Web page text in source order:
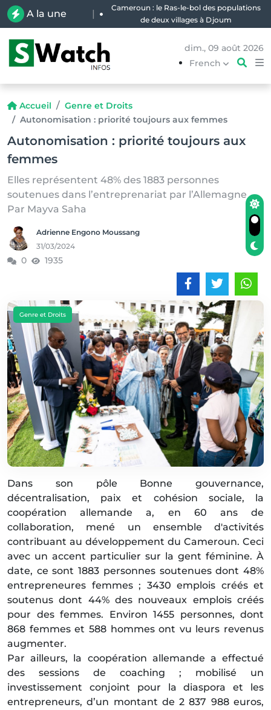
A la une |
Cameroun : le Ras-le-bol des populations
de deux villages à Djoum
dim., 09 août 2026
French
Accueil
Genre et Droits
Autonomisation : priorité toujours aux femmes
Autonomisation : priorité toujours aux
femmes
Elles représentent 48% des 1883 personnes
soutenues dans l’entreprenariat par l’Allemagne
Par Mayva Saha
Adrienne Engono Moussang
31/03/2024
0 1935
Genre et Droits
Dans son pôle Bonne gouvernance,
décentralisation, paix et cohésion sociale, la
coopération allemande a, en 60 ans de
collaboration, mené un ensemble d'activités
contribuant au développement du Cameroun. Ceci
avec un accent particulier sur la gent féminine. À
date, ce sont 1883 personnes soutenues dont 48%
entrepreneures femmes ; 3430 emplois créés et
soutenus dont 44% des nouveaux emplois créés
pour des femmes. Environ 1455 personnes, dont
868 femmes et 588 hommes ont vu leurs revenus
augmenter.
Par ailleurs, la coopération allemande a effectué
des sessions de coaching ; mobilisé un
investissement conjoint pour la diaspora et les
entrepreneurs, d’un montant de 2 837 988 euros,